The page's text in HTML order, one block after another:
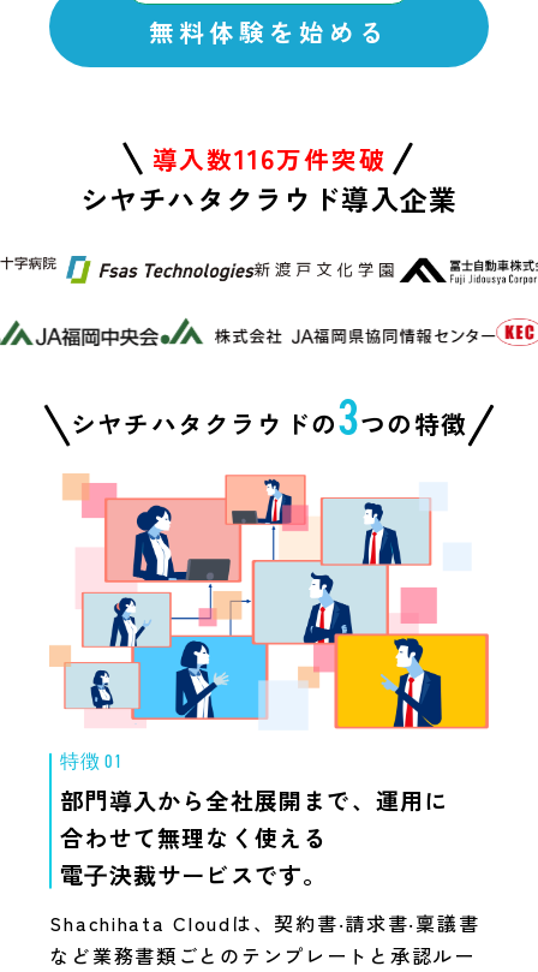
無料体験を始める
導入数116万件突破
シヤチハタクラウド導入企業
シヤチハタクラウドの3つの特徴
特徴 01
部門導入から全社展開まで、 運用に
合わせて無理なく使える
電⼦決裁サービスです。
Shachihata Cloudは、契約書‧請求書‧稟議書
など業務書類ごとのテンプレートと承認ルー